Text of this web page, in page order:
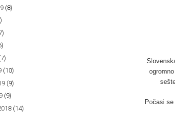
Počasi
(8)
(10)
(9)
(9)
(14)